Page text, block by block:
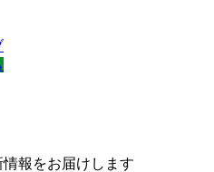
報をお届けします